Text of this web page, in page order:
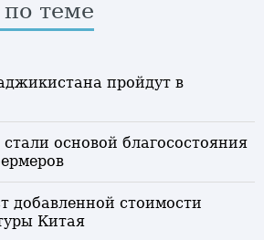
теме
пройдут в
основой благосостояния
добавленной стоимости
Китая